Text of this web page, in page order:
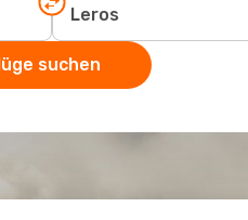
suchen